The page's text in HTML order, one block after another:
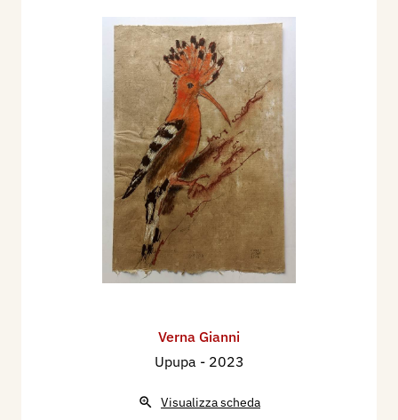
Verna Gianni
Upupa - 2023
Visualizza scheda